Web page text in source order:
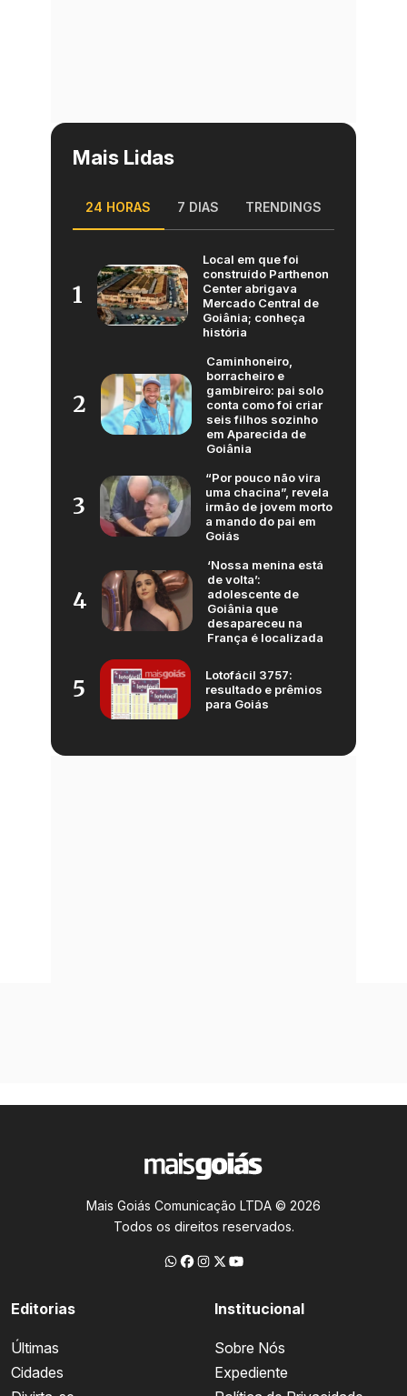
Mais Lidas
24 HORAS 7 DIAS TRENDINGS
1
Local em que foi
construído Parthenon
Center abrigava
Mercado Central de
Goiânia; conheça
história
2
Caminhoneiro,
borracheiro e
gambireiro: pai solo
conta como foi criar
seis filhos sozinho
em Aparecida de
Goiânia
3
“Por pouco não vira
uma chacina”, revela
irmão de jovem morto
a mando do pai em
Goiás
4
‘Nossa menina está
de volta’:
adolescente de
Goiânia que
desapareceu na
França é localizada
5
Lotofácil 3757:
resultado e prêmios
para Goiás
Mais Goiás Comunicação LTDA © 2026
Todos os direitos reservados.
Editorias
Últimas
Cidades
Institucional
Sobre Nós
Expediente